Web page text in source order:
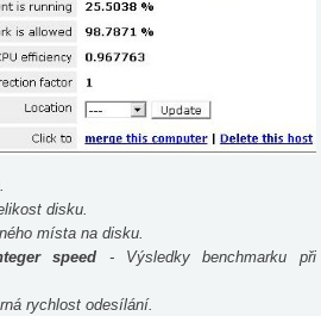
disku.
místa na disku.
speed - Výsledky benchmarku při
rychlost odesílání.